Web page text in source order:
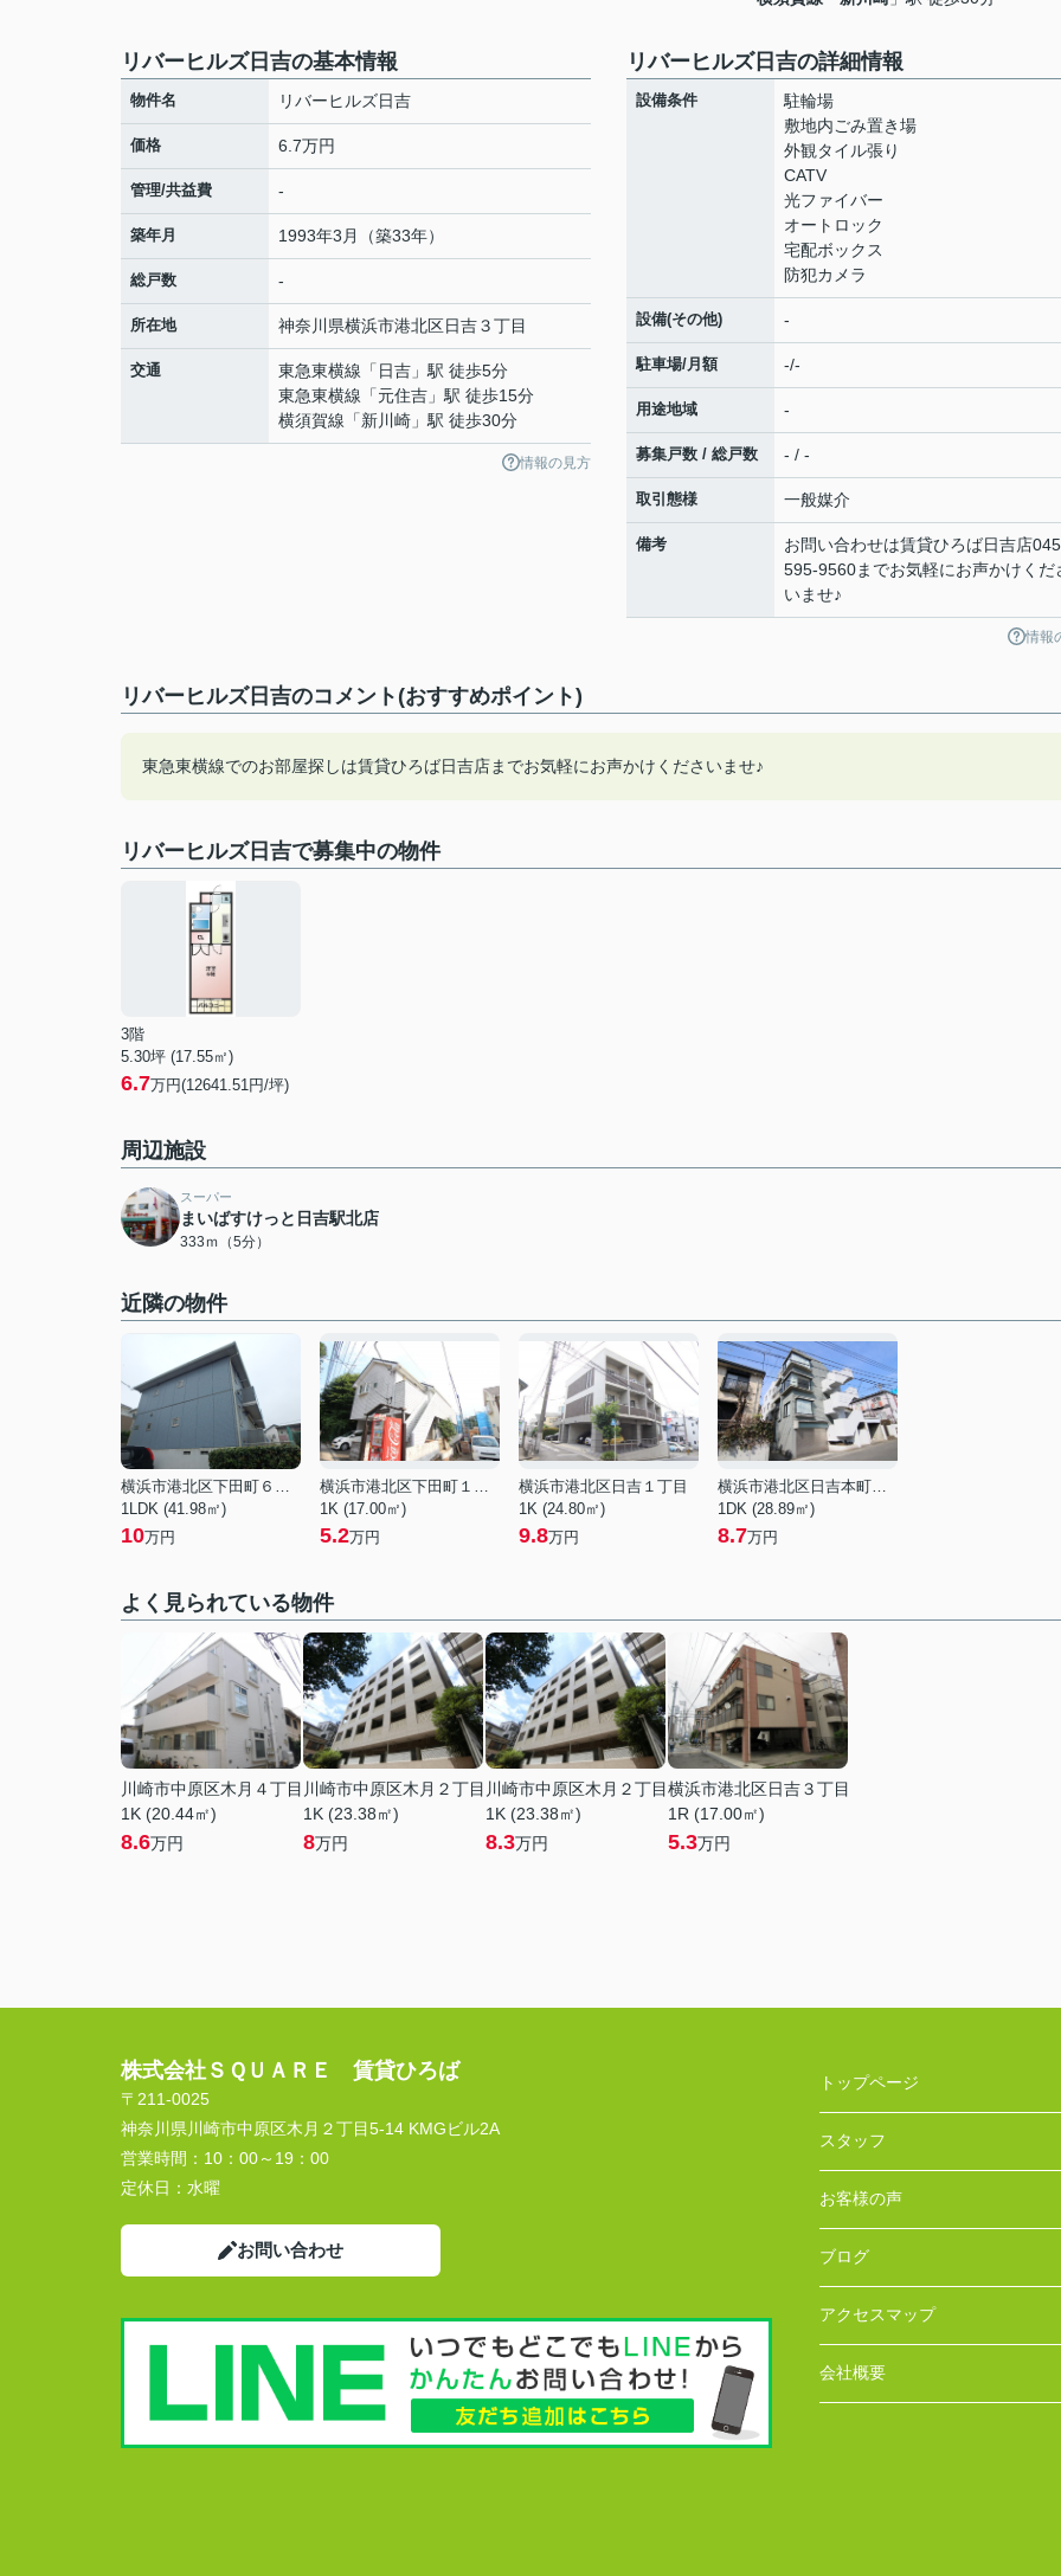
リバーヒルズ日吉の基本情報
物件名 リバーヒルズ日吉
価格 6.7万円
管理/共益費 -
築年月 1993年3月（築33年）
総戸数 -
所在地 神奈川県横浜市港北区日吉３丁目
交通 東急東横線 「 日吉 」駅 徒歩5分
東急東横線 「元住吉 」駅 徒歩15分
横須賀線 「新川崎 」駅 徒歩30分
情報の見方
リバーヒルズ日吉の詳細情報
設備条件
駐輪場
敷地内ごみ置き場
外観タイル張り
CATV
光ファイバー
オートロック
宅配ボックス
防犯カメラ
設備(その他) -
駐車場/月額 -/-
用途地域 -
募集戸数 / 総戸数 - / -
取引態様 一般媒介
備考
お問い合わせは賃貸ひろば日吉店
595-9560までお気軽にお声かけくだ
いませ♪
情報
リバーヒルズ日吉のコメント(おすすめポイント)
東急東横線でのお部屋探しは賃貸ひろば日吉店までお気軽にお声かけくださいませ♪
リバーヒルズ日吉で募集中の物件
3階
5.30坪 (17.55㎡)
6.7万円(12641.51円/坪)
周辺施設
スーパー
まいばすけっと日吉駅北店
333ｍ（5分）
近隣の物件
横浜市港北区下田町６丁目
1LDK (41.98㎡)
10万円
横浜市港北区下田町１丁目
1K (17.00㎡)
5.2万円
横浜市港北区日吉１丁目
1K (24.80㎡)
9.8万円
横浜市港北区日吉本町１丁目
1DK (28.89㎡)
8.7万円
よく見られている物件
川崎市中原区木月４丁目
1K (20.44㎡)
8.6万円
川崎市中原区木月２丁目
1K (23.38㎡)
8万円
川崎市中原区木月２丁目
1K (23.38㎡)
8.3万円
横浜市港北区日吉３丁目
1R (17.00㎡)
5.3万円
株式会社ＳＱＵＡＲＥ 賃貸ひろば
〒211-0025
神奈川県川崎市中原区木月２丁目5-14 KMGビル2A
営業時間： 10：00～19：00
定休日： 水曜
お問い合わせ
トップページ
スタッフ
お客様の声
ブログ
アクセスマップ
会社概要